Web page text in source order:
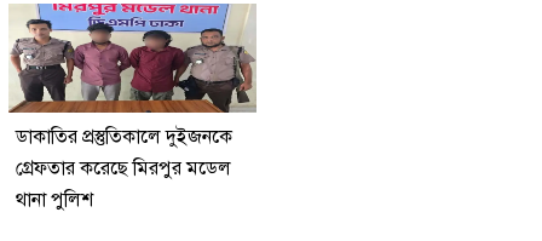
ডাকাতির প্রস্তুতিকালে দুইজনকে
গ্রেফতার করেছে মিরপুর মডেল
থানা পুলিশ